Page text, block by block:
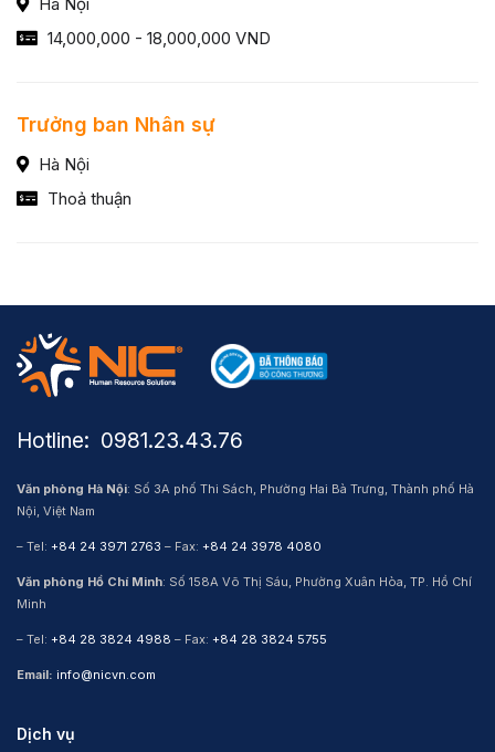
14,000,000 - 18,000,000 VND
Trưởng ban Nhân sự
Hà Nội
Thoả thuận
Hotline: ​ 0981.23.43.76
Văn phòng Hà Nội: Số 3A phố Thi Sách, Phường Hai Bà Trưng, Thành phố Hà
Nội, Việt Nam
– Tel: +84 24 3971 2763 – Fax: +84 24 3978 4080
Văn phòng Hồ Chí Minh: Số 158A Võ Thị Sáu, Phường Xuân Hòa, TP. Hồ Chí
Minh
– Tel: +84 28 3824 4988 – Fax: +84 28 3824 5755
Email: info@nicvn.com
Dịch vụ